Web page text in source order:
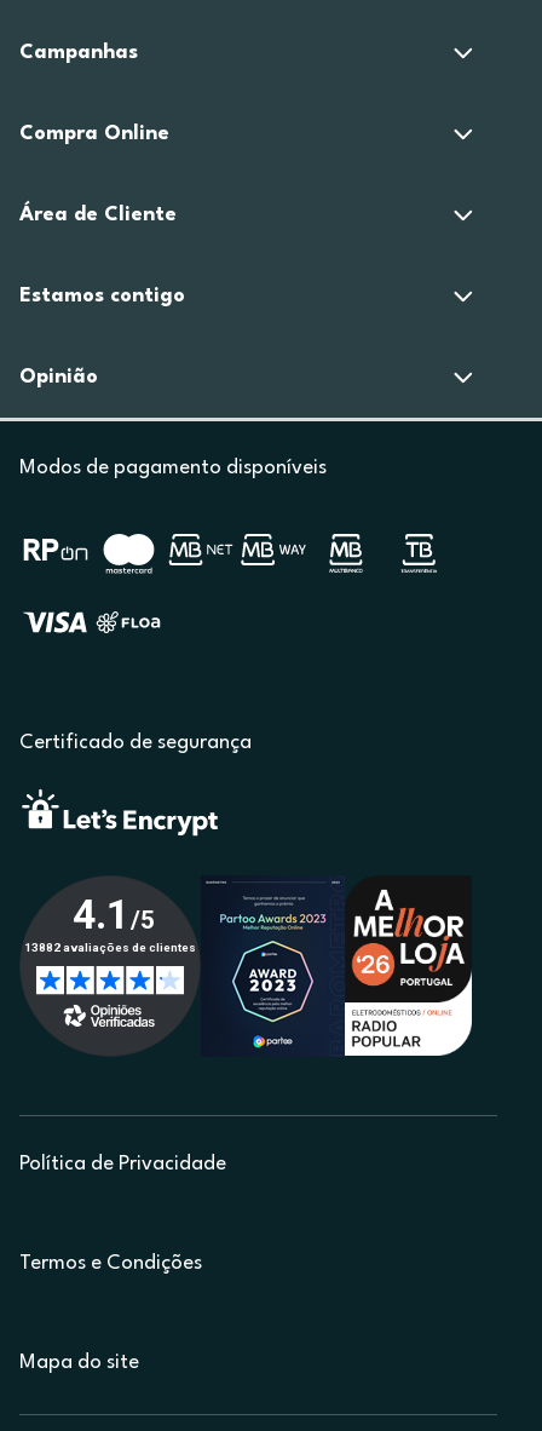
Campanhas
Compra Online
Área de Cliente
Estamos contigo
Opinião
Modos de pagamento disponíveis
Certificado de segurança
Política de Privacidade
Termos e Condições
Mapa do site